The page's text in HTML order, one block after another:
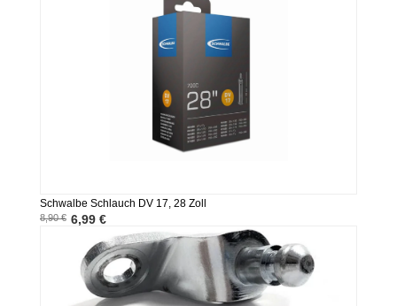
Schwalbe Schlauch DV 17, 28 Zoll
8,90 € 6,99 €